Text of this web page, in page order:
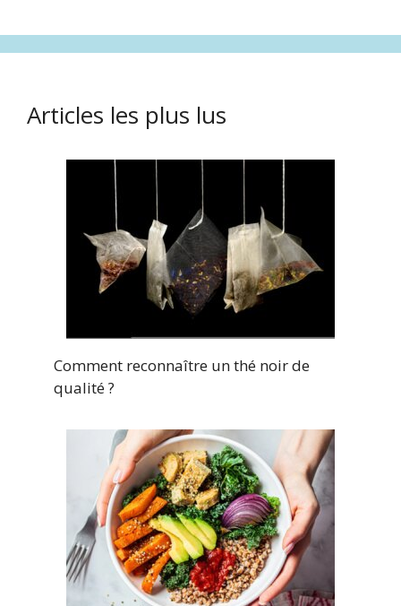
Articles les plus lus
Comment reconnaître un thé noir de
qualité ?